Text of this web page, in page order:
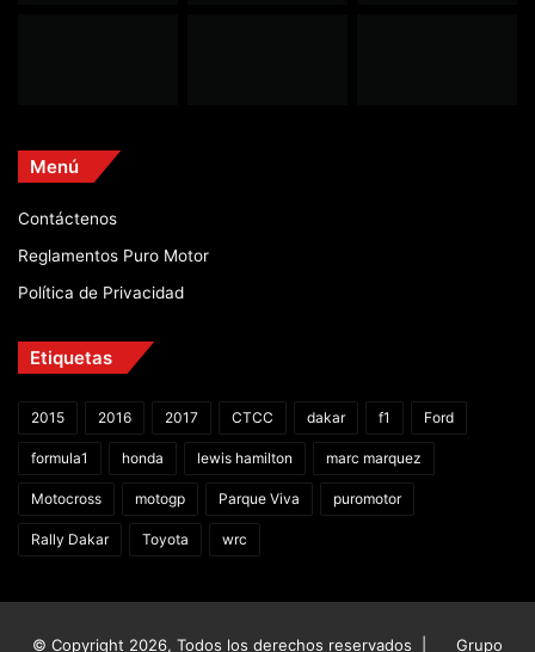
Menú
Contáctenos
Reglamentos Puro Motor
Política de Privacidad
Etiquetas
2015 2016 2017 CTCC dakar f1 Ford
formula1 honda lewis hamilton marc marquez
Motocross motogp Parque Viva puromotor
Rally Dakar Toyota wrc
© Copyright 2026, Todos los derechos reservados | Grupo